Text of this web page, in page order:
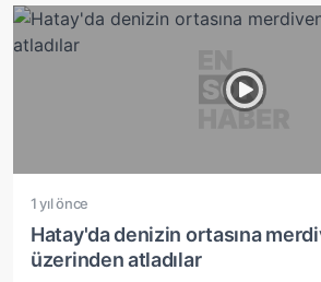
1 yıl önce
Hatay'da denizin ortasına
üzerinden atladılar